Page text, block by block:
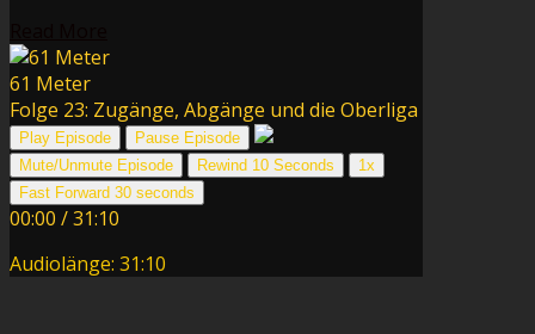
61 Meter
Folge 23: Zugänge, Abgänge und die Oberliga
Play Episode
Pause Episode
Mute/Unmute Episode
Rewind 10 Seconds
1x
Fast Forward 30 seconds
00:00 /31:10
Audiolänge: 31:10